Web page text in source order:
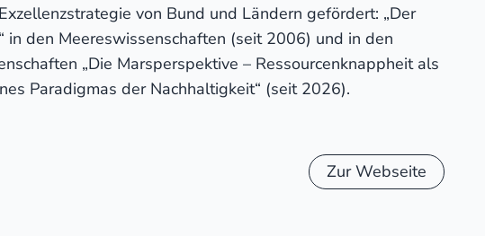
von Bund und Ländern gefördert: „Der
in den Meereswissenschaften (seit 2006) und in den
„Die Marsperspektive – Ressourcenknappheit als
Paradigmas der Nachhaltigkeit“ (seit 2026).
Zur Webseite